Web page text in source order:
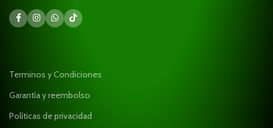
Terminos y Condiciones
Garantía y reembolso
Políticas de privacidad